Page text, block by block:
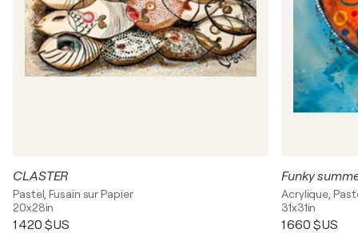
CLASTER
Pastel, Fusain sur Papier
20x28in
1 420 $US
Funky
Acrylique,
31x31in
1 660 $US